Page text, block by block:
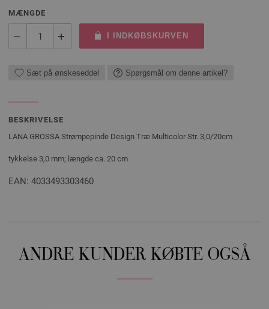
MÆNGDE
I INDKØBSKURVEN
Sæt på ønskeseddel Spørgsmål om denne artikel?
BESKRIVELSE
LANA GROSSA Strømpepinde Design Træ Multicolor Str. 3,0/20cm
tykkelse 3,0 mm; længde ca. 20 cm
EAN: 4033493303460
ANDRE KUNDER KØBTE OGSÅ